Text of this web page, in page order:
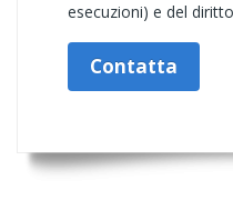
esecuzioni) e del
Contatta